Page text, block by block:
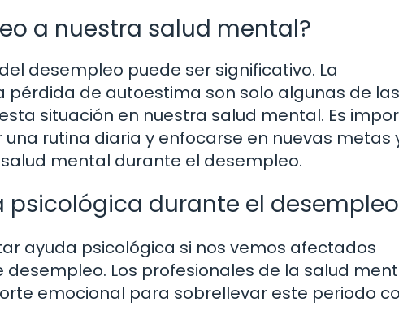
a nuestra salud mental?
desempleo puede ser significativo. La
pérdida de autoestima son solo algunas de las
situación en nuestra salud mental. Es
rutina diaria y enfocarse en nuevas metas
mental durante el desempleo.
psicológica durante el
ayuda psicológica si nos vemos afectados
Los profesionales de la salud
emocional para sobrellevar este periodo